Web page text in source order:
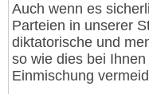
Auch wenn es
Parteien in unserer
diktatorische und
so wie dies bei
Einmischung